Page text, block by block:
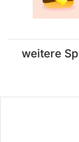
weitere